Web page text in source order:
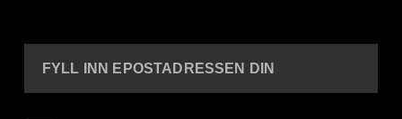
FYLL INN EPOSTADRESSEN DIN